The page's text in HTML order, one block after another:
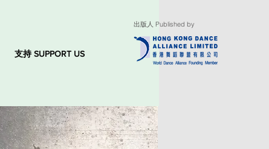
支持 SUPPORT US
出版人 Published by